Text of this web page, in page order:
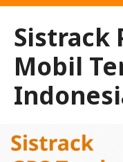
Sistrack
Mobil